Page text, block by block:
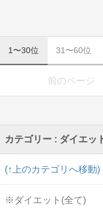
1〜30位 31〜60位
前のページ
カテゴリー : ダイエッ
(↑上のカテゴリへ移動)
※ダイエット(全て)